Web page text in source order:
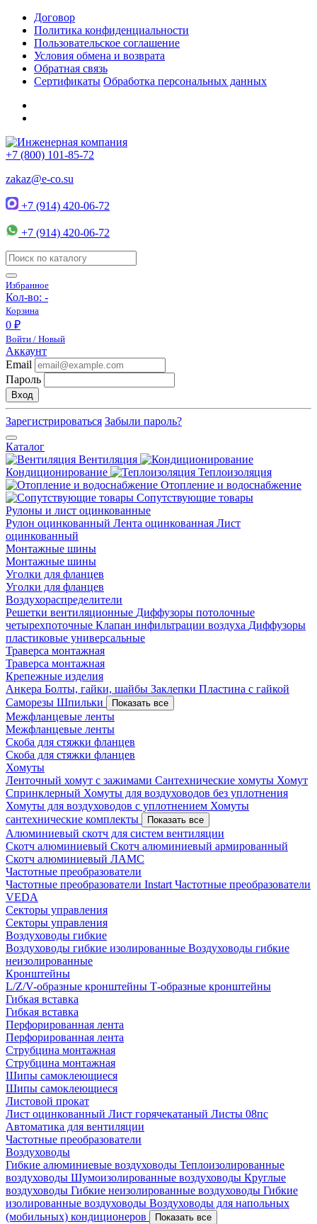
Договор
Политика конфиденциальности
Пользовательское соглашение
Условия обмена и возврата
Обратная связь
Сертификаты Обработка персональных данных
+7 (800) 101-85-72
zakaz@e-co.su
+7 (914) 420-06-72
+7 (914) 420-06-72
Избранное
Кол-во: -
Корзина
0 ₽
Войти / Новый
Аккаунт
Email
Пароль
Вход
Зарегистрироваться Забыли пароль?
Каталог
Вентиляция
Кондиционирование
Теплоизоляция
Отопление и водоснабжение
Сопутствующие товары
Рулоны и лист оцинкованные
Рулон оцинкованный Лента оцинкованная Лист
оцинкованный
Монтажные шины
Монтажные шины
Уголки для фланцев
Уголки для фланцев
Воздухораспределители
Решетки вентиляционные Диффузоры потолочные
четырехпоточные Клапан инфильтрации воздуха Диффузоры
пластиковые универсальные
Траверса монтажная
Траверса монтажная
Крепежные изделия
Анкера Болты, гайки, шайбы Заклепки Пластина с гайкой
Саморезы Шпильки Показать все
Межфланцевые ленты
Межфланцевые ленты
Скоба для стяжки фланцев
Скоба для стяжки фланцев
Хомуты
Ленточный хомут с зажимами Сантехнические хомуты Хомут
Спринклерный Хомуты для воздуховодов без уплотнения
Хомуты для воздуховодов с уплотнением Хомуты
сантехнические комплекты
Показать все
Алюминиевый скотч для систем вентиляции
Скотч алюминиевый Скотч алюминиевый армированный
Скотч алюминиевый ЛАМС
Частотные преобразователи
Частотные преобразователи Instart Частотные преобразователи
VEDA
Секторы управления
Секторы управления
Воздуховоды гибкие
Воздуховоды гибкие изолированные Воздуховоды гибкие
неизолированные
Кронштейны
L/Z/V-образные кронштейны Т-образные кронштейны
Гибкая вставка
Гибкая вставка
Перфорированная лента
Перфорированная лента
Струбцина монтажная
Струбцина монтажная
Шипы самоклеющиеся
Шипы самоклеющиеся
Листовой прокат
Лист оцинкованный Лист горячекатаный Листы 08пс
Автоматика для вентиляции
Частотные преобразователи
Воздуховоды
Гибкие алюминиевые воздуховоды Теплоизолированные
воздуховоды Шумоизолированные воздуховоды Круглые
воздуховоды Гибкие неизолированные воздуховоды Гибкие
изолированные воздуховоды Воздуховоды для напольных
(мобильных) кондиционеров
Показать все